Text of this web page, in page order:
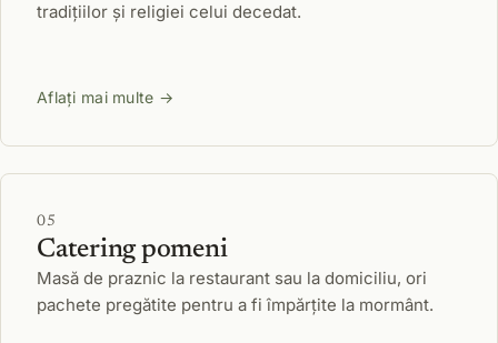
tradițiilor și religiei celui decedat.
Aflați mai multe →
05
Catering pomeni
Masă de praznic la restaurant sau la domiciliu, ori
pachete pregătite pentru a fi împărțite la mormânt.